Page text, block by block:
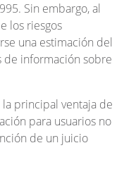
Sin embargo, al
los riesgos
una estimación del
de información sobre
principal ventaja de
para usuarios no
de un juicio